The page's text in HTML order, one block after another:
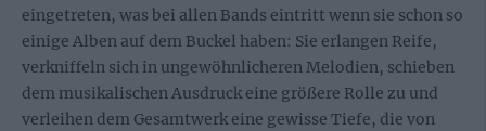
eingetreten, was bei allen Bands eintritt wenn sie schon so
einige Alben auf dem Buckel haben: Sie erlangen Reife,
verkniffeln sich in ungewöhnlicheren Melodien, schieben
dem musikalischen Ausdruck eine größere Rolle zu und
verleihen dem Gesamtwerk eine gewisse Tiefe, die von